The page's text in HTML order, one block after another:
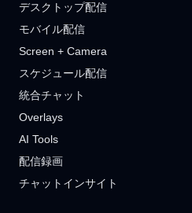
デスクトップ配信
モバイル配信
Screen + Camera
スケジュール配信
統合チャット
Overlays
AI Tools
配信録画
チャットインサイト